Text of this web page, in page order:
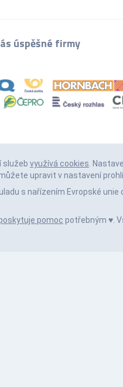
úspěšné firmy
služeb využívá cookies.
upravit v nastavení
s nařízením Evropské unie
pomoc potřebným ♥️.